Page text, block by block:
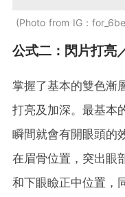
Photo from IG：
公式二：閃片打亮
掌握了基本的雙色漸
打亮及加深。最基本
瞬間就會有開眼頭的
在眉骨位置，突出眼
和下眼瞼正中位置，